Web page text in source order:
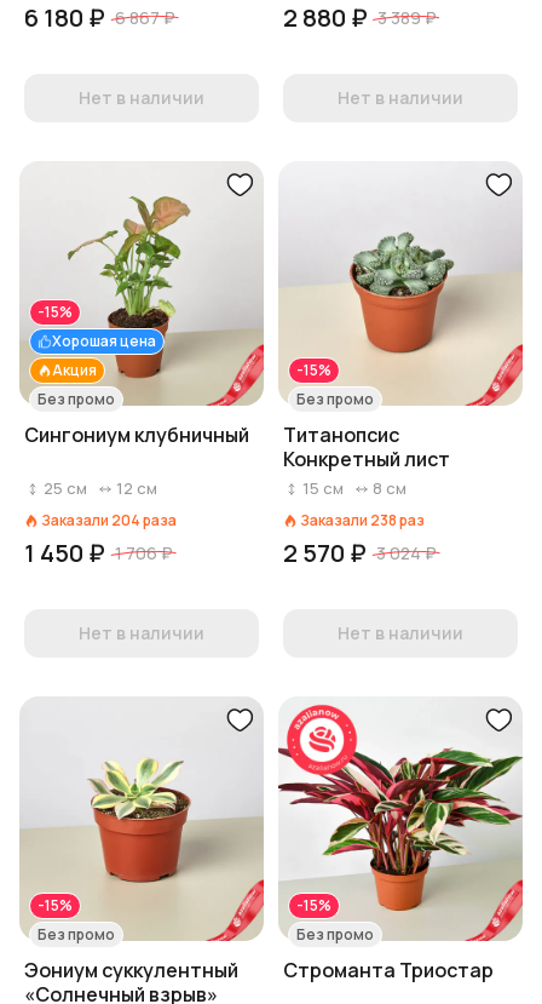
6 180 ₽ 6 867 ₽
Нет в наличии
2 880 ₽ 3 389 ₽
Нет в наличии
Акция
Хорошая цена
-15%
Без промо
Сингониум клубничный
25 см 12 см
Заказали 204раза
1 450 ₽ 1 706 ₽
Нет в наличии
-15%
Без промо
Титанопсис
Конкретный лист
15 см 8 см
Заказали 238раз
2 570 ₽ 3 024 ₽
Нет в наличии
-15%
Без промо
Эониум суккулентный
«Солнечный взрыв»
-15%
Без промо
Строманта Триостар